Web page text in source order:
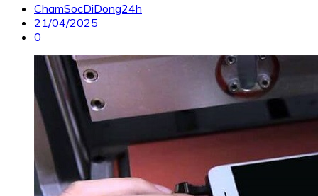
ChamSocDiDong24h
21/04/2025
0